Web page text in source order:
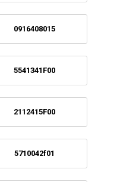
0916408015
5541341F00
2112415F00
5710042f01